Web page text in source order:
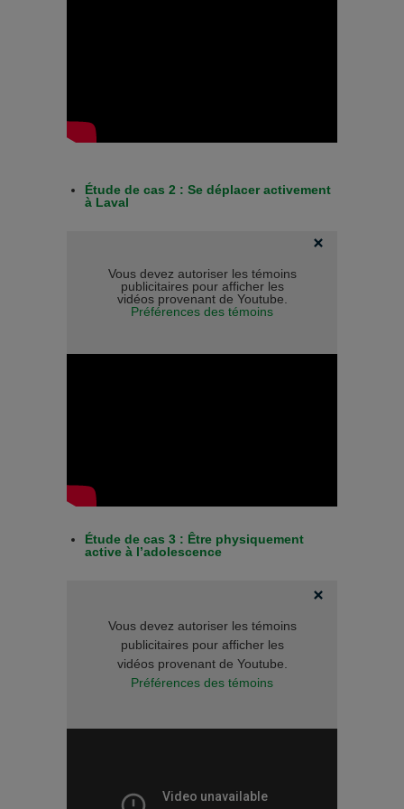
Étude de cas 2 : Se déplacer activement
à Laval
Vous devez autoriser les témoins
publicitaires pour afficher les
vidéos provenant de Youtube.
Préférences des témoins
Étude de cas 3 : Être physiquement
active à l’adolescence
Vous devez autoriser les témoins
publicitaires pour afficher les
vidéos provenant de Youtube.
Préférences des témoins